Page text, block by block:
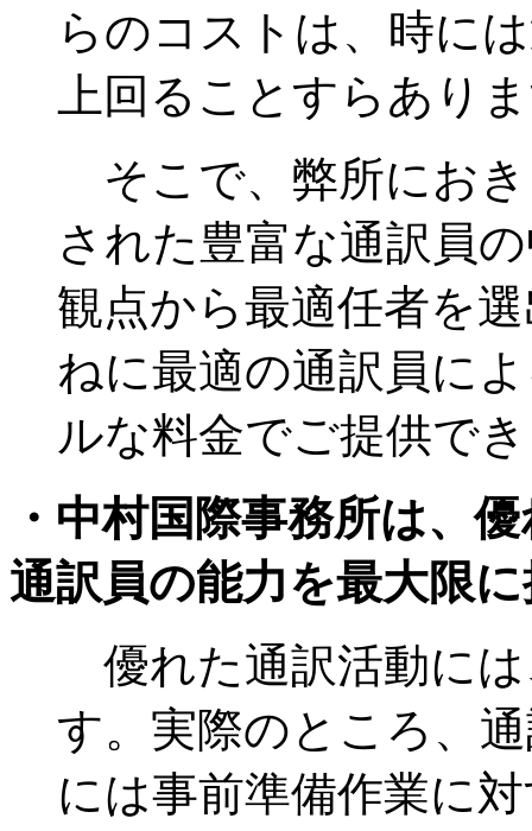
らのコストは、時に
上回ることすらあり
そこで、弊所にお
された豊富な通訳員
観点から最適任者を
ねに最適の通訳員に
ルな料金でご提供で
・中村国際事務所は、
通訳員の能力を最大限
優れた通訳活動には
す。実際のところ、
には事前準備作業に